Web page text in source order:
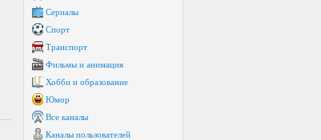
Сериалы
Спорт
Транспорт
Фильмы и анимация
Хобби и образование
Юмор
Все каналы
Каналы пользователей